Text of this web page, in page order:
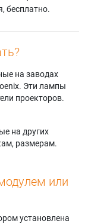
бесплатно.
на заводах
Эти лампы
проекторов.
на других
размерам.
или
установлена